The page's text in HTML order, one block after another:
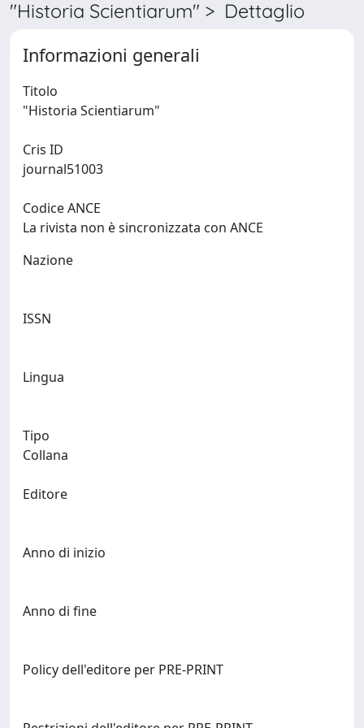
"Historia Scientiarum" > Dettaglio
Informazioni generali
Titolo
Cris ID
Codice ANCE
La rivista non è sincronizzata con ANCE
Nazione
ISSN
Lingua
Tipo
Collana
Editore
Anno di inizio
Anno di fine
Policy dell'editore per PRE-PRINT